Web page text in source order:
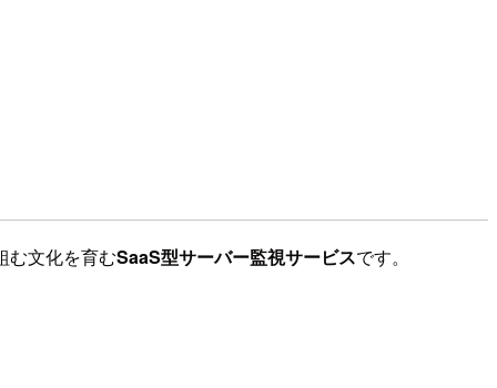
む文化を育むSaaS型サーバー監視サービスです。